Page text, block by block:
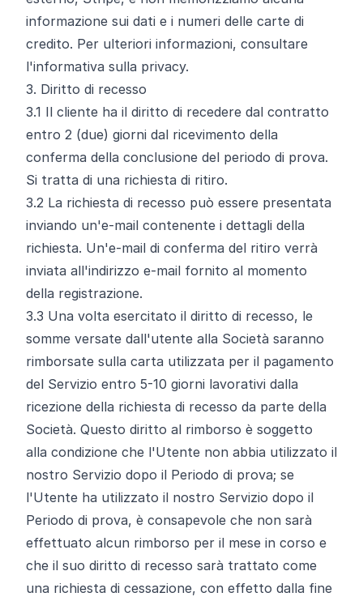
informazione sui dati e i numeri delle carte di
credito. Per ulteriori informazioni, consultare
l'informativa sulla privacy.
3. Diritto di recesso
3.1 Il cliente ha il diritto di recedere dal contratto
entro 2 (due) giorni dal ricevimento della
conferma della conclusione del periodo di prova.
Si tratta di una richiesta di ritiro.
3.2 La richiesta di recesso può essere presentata
inviando un'e-mail contenente i dettagli della
richiesta. Un'e-mail di conferma del ritiro verrà
inviata all'indirizzo e-mail fornito al momento
della registrazione.
3.3 Una volta esercitato il diritto di recesso, le
somme versate dall'utente alla Società saranno
rimborsate sulla carta utilizzata per il pagamento
del Servizio entro 5-10 giorni lavorativi dalla
ricezione della richiesta di recesso da parte della
Società. Questo diritto al rimborso è soggetto
alla condizione che l'Utente non abbia utilizzato il
nostro Servizio dopo il Periodo di prova; se
l'Utente ha utilizzato il nostro Servizio dopo il
Periodo di prova, è consapevole che non sarà
effettuato alcun rimborso per il mese in corso e
che il suo diritto di recesso sarà trattato come
una richiesta di cessazione, con effetto dalla fine